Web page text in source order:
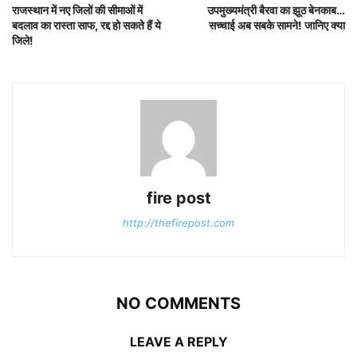
राजस्थान में नए जिलों की सीमाओं में
बदलाव का रास्ता साफ, रद्द हो सकते हैं ये
जिले!
उपमुख्यमंत्री बैरवा का झूठ बेनकाब…
सच्चाई अब सबके सामने! जानिए क्या
fire post
http://thefirepost.com
NO COMMENTS
LEAVE A REPLY